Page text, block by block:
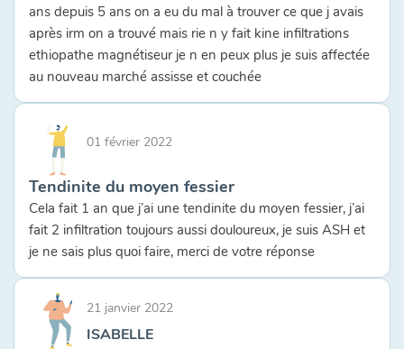
ans depuis 5 ans on a eu du mal à trouver ce que j avais
après irm on a trouvé mais rie n y fait kine infiltrations
ethiopathe magnétiseur je n en peux plus je suis affectée
au nouveau marché assisse et couchée
01 février 2022
Tendinite du moyen fessier
Cela fait 1 an que j’ai une tendinite du moyen fessier, j’ai
fait 2 infiltration toujours aussi douloureux, je suis ASH et
je ne sais plus quoi faire, merci de votre réponse
21 janvier 2022
ISABELLE